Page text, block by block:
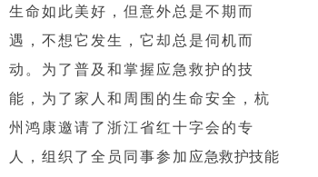
生命如此美好，但意外总是不期而
遇，不想它发生，它却总是伺机而
动。为了普及和掌握应急救护的技
能，为了家人和周围的生命安全，杭
州鸿康邀请了浙江省红十字会的专
人，组织了全员同事参加应急救护技能